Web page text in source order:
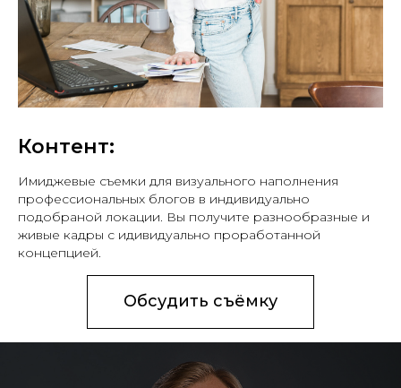
Контент:
Имиджевые съемки для визуального наполнения
профессиональных блогов в индивидуально
подобраной локации. Вы получите разнообразные и
живые кадры с идивидуально проработанной
концепцией.
Обсудить съёмку